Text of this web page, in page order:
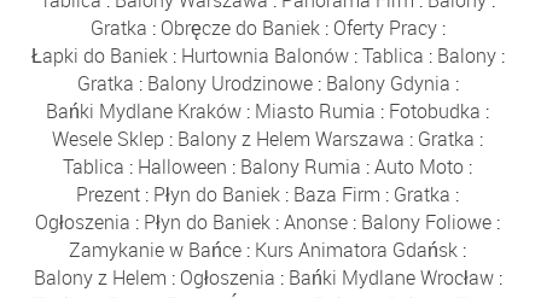
Gratka : Obręcze do Baniek: Oferty Pracy:
Łapki do Baniek: Hurtownia Balonów:Tablica : Balony:
Gratka : Balony Urodzinowe: Balony Gdynia :
Bańki Mydlane Kraków : Miasto Rumia : Fotobudka :
Wesele Sklep : Balony z Helem Warszawa : Gratka :
Tablica : Halloween : Balony Rumia :Auto Moto :
Prezent : Płyn do Baniek : Baza Firm : Gratka :
Ogłoszenia : Płyn do Baniek :Anonse : Balony Foliowe :
Zamykanie w Bańce : Kurs Animatora Gdańsk :
Balony z Helem : Ogłoszenia : Bańki Mydlane Wrocław: